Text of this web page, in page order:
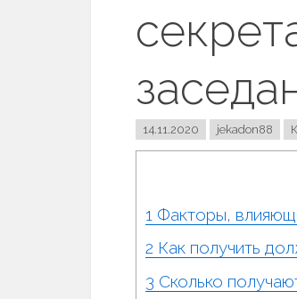
14.11.2020 jekadon88
1 Факторы,
2 Как получить
3 Сколько